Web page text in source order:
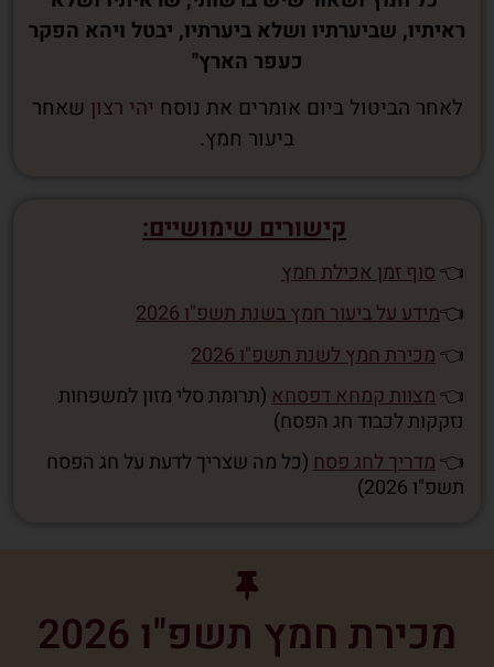
ראיתיו, שביערתיו ושלא ביערתיו, יבטל ויהא הפקר
כעפר הארץ"
לאחר הביטול ביום אומרים את נוסח יהי רצון שאחר
ביעור חמץ.
קישורים שימושיים:
👈סוף זמן אכילת חמץ
👈מידע על ביעור חמץ בשנת תשפ"ו 2026
👈מכירת חמץ לשנת תשפ"ו 2026
👈מצוות קמחא דפסחא(תרומת סלי מזון למשפחות
נזקקות לכבוד חג הפסח)
👈מדריך לחג פסח(כל מה שצריך לדעת על חג הפסח
תשפ"ו 2026)
מכירת חמץ תשפ"ו 2026